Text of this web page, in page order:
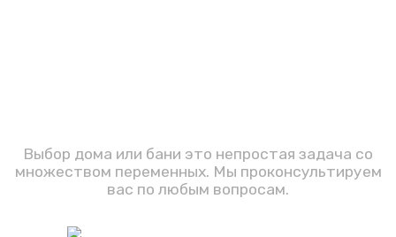
Выбор дома или бани это непростая задача со
множеством переменных. Мы проконсультируем
вас по любым вопросам.